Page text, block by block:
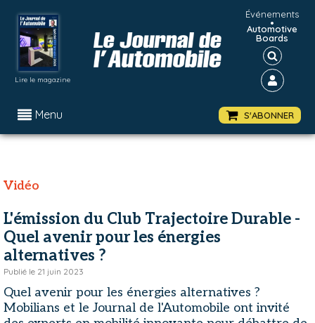
Lire le magazine
Événements
•
Automotive
Boards
Menu S'ABONNER
Vidéo
L'émission du Club Trajectoire Durable -
Quel avenir pour les énergies
alternatives ?
Publié le 21 juin 2023
Quel avenir pour les énergies alternatives ?
Mobilians et le Journal de l'Automobile ont invité